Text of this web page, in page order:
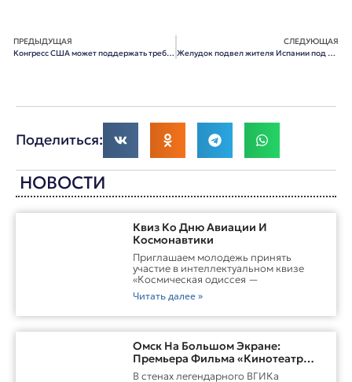
ПРЕДЫДУЩАЯ
Конгресс США может поддержать требования голодающих об отставке Полежаева
СЛЕДУЮЩАЯ
Желудок подвел жителя Испании под статью
Поделиться:
НОВОСТИ
Квиз Ко Дню Авиации И
Космонавтики
Приглашаем молодежь принять
участие в интеллектуальном квизе
«Космическая одиссея —
Читать далее »
Омск На Большом Экране:
Премьера Фильма «Кинотеатр
Воспоминаний»
В стенах легендарного ВГИКа